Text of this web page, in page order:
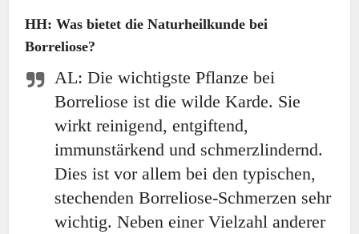
HH: Was bietet die Naturheilkunde bei
Borreliose?
AL: Die wichtigste Pflanze bei
Borreliose ist die wilde Karde. Sie
wirkt reinigend, entgiftend,
immunstärkend und schmerzlindernd.
Dies ist vor allem bei den typischen,
stechenden Borreliose-Schmerzen sehr
wichtig. Neben einer Vielzahl anderer